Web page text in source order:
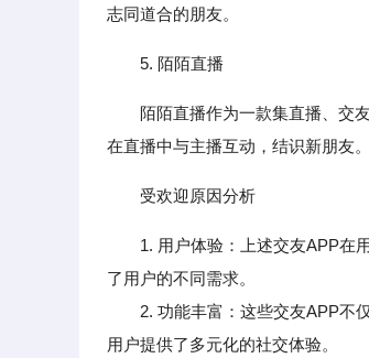
志同道合的朋友。
5. 陌陌直播
陌陌直播作为一款集直播、交
在直播中与主播互动，结识新朋友。
受欢迎原因分析
1. 用户体验：上述交友APP在
了用户的不同需求。
2. 功能丰富：这些交友APP不仅
用户提供了多元化的社交体验。